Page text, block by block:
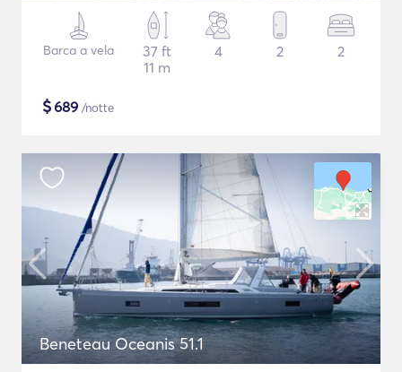
Barca a vela
37 ft
11 m
4 2 2
$689 /notte
Beneteau Oceanis 51.1